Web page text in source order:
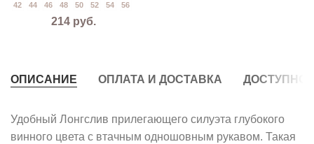
42 44 46 48 50 52 54 56
214 руб.
ОПИСАНИЕ ОПЛАТА И ДОСТАВКА ДОСТУПНО
Удобный Лонгслив прилегающего силуэта глубокого
винного цвета с втачным одношовным рукавом. Такая